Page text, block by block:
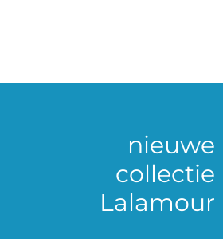
nieuwe
collectie
Lalamour